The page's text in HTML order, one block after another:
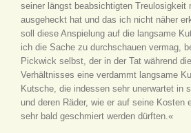
seiner längst beabsichtigten Treulosigkeit
ausgeheckt hat und das ich nicht näher
soll diese Anspielung auf die langsame
ich die Sache zu durchschauen vermag,
Pickwick selbst, der in der Tat während
Verhältnisses eine verdammt langsame
Kutsche, die indessen sehr unerwartet in
und deren Räder, wie er auf seine Kosten
sehr bald geschmiert werden dürften.«